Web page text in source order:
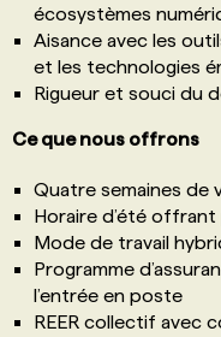
écosystèmes
Aisance avec les
et les technologies
Rigueur et souci du
Ce que nous offrons
Quatre semaines de
Horaire d’été
Mode de travail
Programme
l’entrée en poste
REER collectif avec